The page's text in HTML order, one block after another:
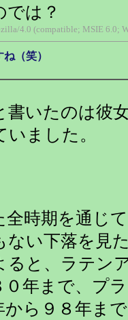
では？
4.0 (compatible; MSIE 6.0;
（笑）
書いたのは彼
ました。
全時期を通じ
ない下落を見
ると、ラテン
年まで、プ
から９８年ま